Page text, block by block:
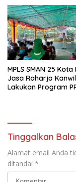
MPLS SMAN 25
Jasa Raharja
Lakukan Program
Tinggalkan
Alamat email Anda
ditandai *